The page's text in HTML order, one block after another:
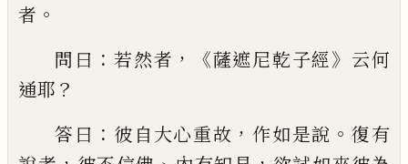
者 。
問曰 ：若然者 ，《薩遮尼乾子經》 云何
通耶 ？
答曰 ： 彼自大心重故 ， 作如是說 。 復有